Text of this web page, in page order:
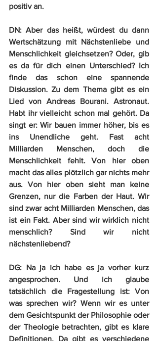
positiv an.
DN: Aber das heißt, würdest du dann
Wertschätzung mit Nächstenliebe und
Menschlichkeit gleichsetzen? Oder, gib
es da für dich einen Unterschied? Ich
finde das schon eine spannende
Diskussion. Zu dem Thema gibt es ein
Lied von Andreas Bourani. Astronaut.
Habt ihr vielleicht schon mal gehört. Da
singt er: Wir bauen immer höher, bis es
ins Unendliche geht. Fast acht
Milliarden Menschen, doch die
Menschlichkeit fehlt. Von hier oben
macht das alles plötzlich gar nichts mehr
aus. Von hier oben sieht man keine
Grenzen, nur die Farben der Haut. Wir
sind zwar acht Milliarden Menschen, das
ist ein Fakt. Aber sind wir wirklich nicht
menschlich? Sind wir nicht
nächstenliebend?
DG: Na ja ich habe es ja vorher kurz
angesprochen. Und ich glaube
tatsächlich die Fragestellung ist: Von
was sprechen wir? Wenn wir es unter
dem Gesichtspunkt der Philosophie oder
der Theologie betrachten, gibt es klare
Definitionen. Da gibt es verschiedene